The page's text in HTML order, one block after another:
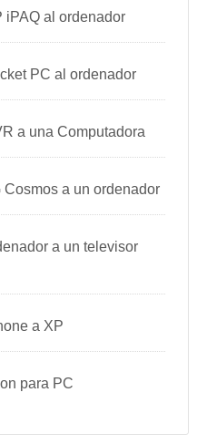
iPAQ al ordenador
PC al ordenador
a una Computadora
a un ordenador
a un televisor
a XP
para PC